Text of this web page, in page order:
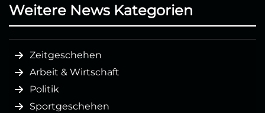
Weitere News Kategorien
Zeitgeschehen
Arbeit & Wirtschaft
Politik
Sportgeschehen